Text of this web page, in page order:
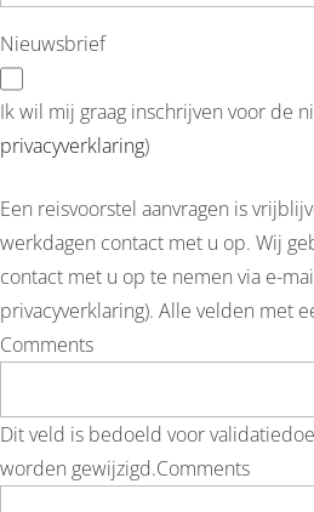
Nieuwsbrief
Ik wil mij graag inschrijven voor de
privacyverklaring)
Een reisvoorstel aanvragen is
werkdagen contact met u op. Wij
contact met u op te nemen via e-
privacyverklaring). Alle velden met
Comments
Dit veld is bedoeld voor
worden gewijzigd.Comments